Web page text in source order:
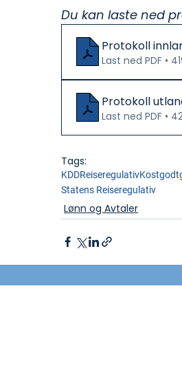
Du kan laste ned
Protokoll
Last ned PDF •
Protokoll
Last ned PDF •
Tags:
KDDReiseregulativ
Statens Reiseregulativ
Lønn og Avtaler